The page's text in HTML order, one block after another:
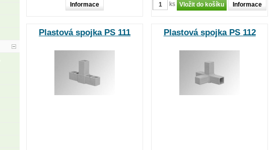
Informace ks Informace
Plastová spojka PS 111 Plastová spojka PS 112